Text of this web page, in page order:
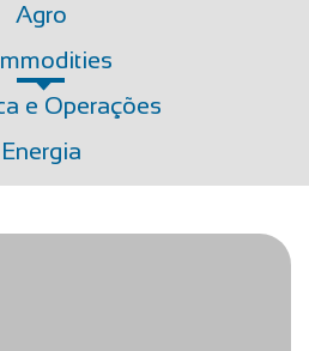
Agro
e Operações
Energia